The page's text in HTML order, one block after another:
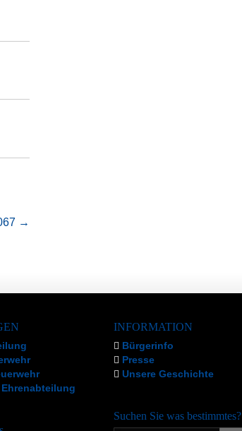
→
INFORMATION
Bürgerinfo
Presse
Unsere Geschichte
Suchen Sie was bestimmtes?